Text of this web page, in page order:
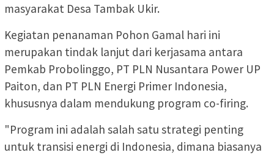
masyarakat Desa Tambak Ukir.
Kegiatan penanaman Pohon Gamal hari ini
merupakan tindak lanjut dari kerjasama antara
Pemkab Probolinggo, PT PLN Nusantara Power UP
Paiton, dan PT PLN Energi Primer Indonesia,
khususnya dalam mendukung program co-firing.
"Program ini adalah salah satu strategi penting
untuk transisi energi di Indonesia, dimana biasanya